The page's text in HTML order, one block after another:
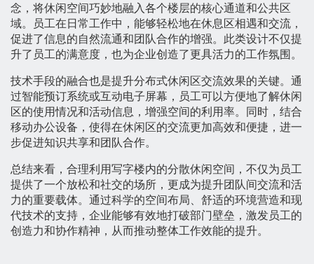
念，将休闲空间巧妙地融入各个楼层的核心通道和公共区
域。员工在日常工作中，能够轻松地在休息区相遇和交流，
促进了信息的自然流通和团队合作的增强。此类设计不仅提
升了员工的满意度，也为企业创造了更具活力的工作氛围。
技术手段的融合也是提升分布式休闲区交流效果的关键。通
过智能预订系统或互动电子屏幕，员工可以方便地了解休闲
区的使用情况和活动信息，增强空间的利用率。同时，结合
移动办公设备，使得在休闲区的交流更加高效和便捷，进一
步促进知识共享和团队合作。
总结来看，合理利用写字楼内的分散休闲空间，不仅为员工
提供了一个放松和社交的场所，更成为提升团队间交流和活
力的重要载体。通过科学的空间布局、舒适的环境营造和现
代技术的支持，企业能够有效地打破部门壁垒，激发员工的
创造力和协作精神，从而推动整体工作效能的提升。